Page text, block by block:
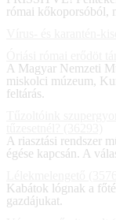
római kőkoporsóból,
A Magyar Nemzeti
miskolci múzeum,
feltárás.
A riasztási rendszer
égése kapcsán. A
Kabátok lógnak a
gazdájukat.